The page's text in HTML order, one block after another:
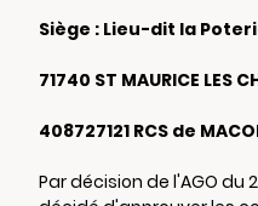
Siège : Lieu-dit la
71740 ST MAURICE LES
408727121 RCS de
Par décision de l'AGO du